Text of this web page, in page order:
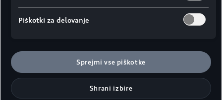
Piškotki za delovanje
Sprejmi vse piškotke
Shrani izbire